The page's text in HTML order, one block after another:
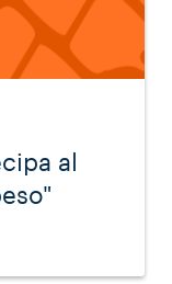
al